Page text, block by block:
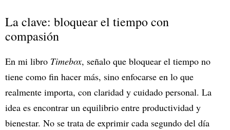
La clave: bloquear el tiempo con
compasión
En mi libro Timebox, señalo que bloquear el tiempo no
tiene como fin hacer más, sino enfocarse en lo que
realmente importa, con claridad y cuidado personal. La
idea es encontrar un equilibrio entre productividad y
bienestar. No se trata de exprimir cada segundo del día